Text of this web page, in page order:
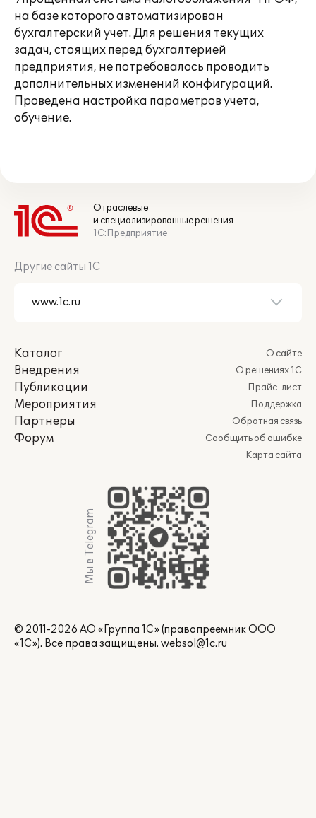
на базе которого автоматизирован
бухгалтерский учет. Для решения текущих
задач, стоящих перед бухгалтерией
предприятия, не потребовалось проводить
дополнительных изменений конфигураций.
Проведена настройка параметров учета,
обучение.
Отраслевые
и специализированные решения
1С:Предприятие
Другие сайты 1С
Каталог
Внедрения
Публикации
Мероприятия
Партнеры
Форум
О сайте
О решениях 1С
Прайс-лист
Поддержка
Обратная связь
Сообщить об ошибке
Карта сайта
Мы в Telegram
© 2011-2026 АО «Группа 1С» (правопреемник ООО
«1С»). Все права защищены. websol@1c.ru